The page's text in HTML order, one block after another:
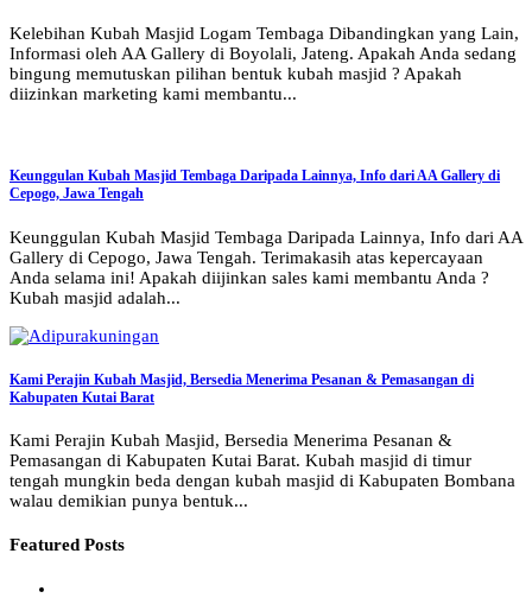
Kelebihan Kubah Masjid Logam Tembaga Dibandingkan yang Lain,
Informasi oleh AA Gallery di Boyolali, Jateng. Apakah Anda sedang
bingung memutuskan pilihan bentuk kubah masjid ? Apakah
diizinkan marketing kami membantu...
Keunggulan Kubah Masjid Tembaga Daripada Lainnya, Info dari AA Gallery di
Cepogo, Jawa Tengah
Keunggulan Kubah Masjid Tembaga Daripada Lainnya, Info dari AA
Gallery di Cepogo, Jawa Tengah. Terimakasih atas kepercayaan
Anda selama ini! Apakah diijinkan sales kami membantu Anda ?
Kubah masjid adalah...
Kami Perajin Kubah Masjid, Bersedia Menerima Pesanan & Pemasangan di
Kabupaten Kutai Barat
Kami Perajin Kubah Masjid, Bersedia Menerima Pesanan &
Pemasangan di Kabupaten Kutai Barat. Kubah masjid di timur
tengah mungkin beda dengan kubah masjid di Kabupaten Bombana
walau demikian punya bentuk...
Featured Posts